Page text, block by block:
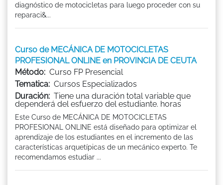
diagnóstico de motocicletas para luego proceder con su
reparaci&...
Curso de MECÁNICA DE MOTOCICLETAS
PROFESIONAL ONLINE en PROVINCIA DE CEUTA
Método: Curso FP Presencial
Tematica: Cursos Especializados
Duración: Tiene una duración total variable que
dependerá del esfuerzo del estudiante. horas
Este Curso de MECÁNICA DE MOTOCICLETAS
PROFESIONAL ONLINE está diseñado para optimizar el
aprendizaje de los estudiantes en el incremento de las
características arquetípicas de un mecánico experto. Te
recomendamos estudiar ...